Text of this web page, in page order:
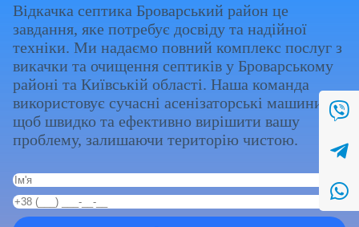
Відкачка септика Броварський район це
завдання, яке потребує досвіду та надійної
техніки. Ми надаємо повний комплекс послуг з
викачки та очищення септиків у Броварському
районі та Київській області. Наша команда
використовує сучасні асенізаторські машини,
щоб швидко та ефективно вирішити вашу
проблему, залишаючи територію чистою.